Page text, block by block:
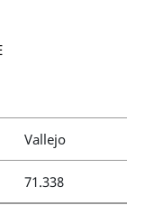
Vallejo
71.338